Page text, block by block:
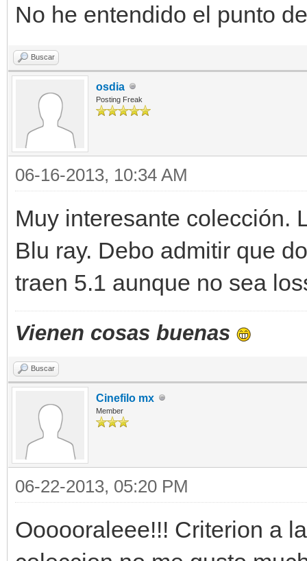
No he entendido el punto
Buscar
osdia
Posting Freak
06-16-2013, 10:34 AM
Muy interesante colección.
Blu ray. Debo admitir que
traen 5.1 aunque no sea
Vienen cosas buenas
Buscar
Cinefilo mx
Member
06-22-2013, 05:20 PM
Oooooraleee!!! Criterion a